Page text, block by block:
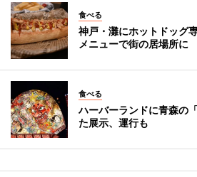
食べる
神戸・灘にホットドッグ
メニューで街の居場所に
食べる
ハーバーランドに青森の
た展示、運行も